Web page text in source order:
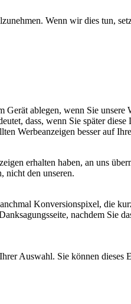
Wenn wir dies tun,
ablegen, wenn Sie unsere
dass, wenn Sie später
Werbeanzeigen besser auf
erhalten haben, an uns
nicht den unseren.
Konversionspixel, die
nachdem Sie
Auswahl. Sie können